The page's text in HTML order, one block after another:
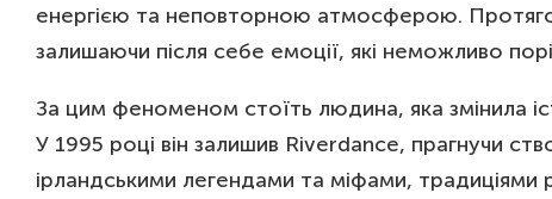
енергією та неповторною атмосферою.
залишаючи після себе емоції, які неможливо
За цим феноменом стоїть людина, яка змінила
У 1995 році він залишив Riverdance, прагнучи
ірландськими легендами та міфами, традиціями